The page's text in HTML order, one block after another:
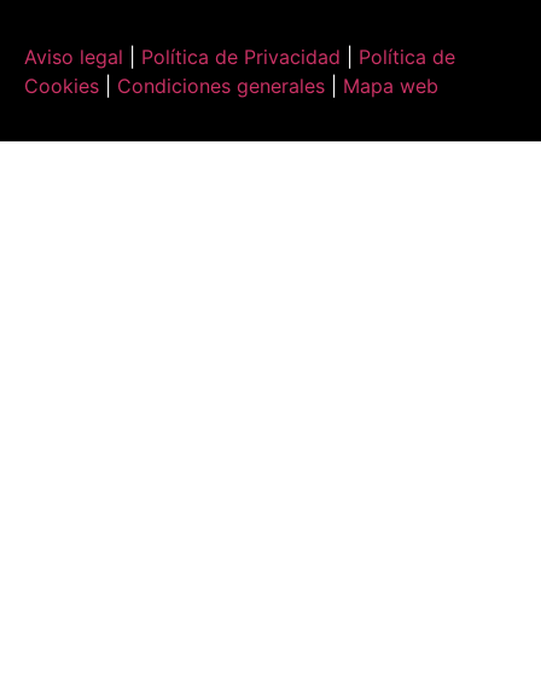
Aviso legal Política de Privacidad
Política de
Cookies
Condiciones generales Mapa web